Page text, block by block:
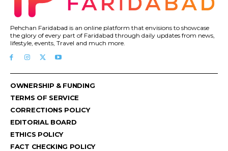
Pehchan Faridabad is an online platform that envisions to showcase
the glory of every part of Faridabad through daily updates from news,
lifestyle, events, Travel and much more.
OWNERSHIP & FUNDING
TERMS OF SERVICE
CORRECTIONS POLICY
EDITORIAL BOARD
ETHICS POLICY
FACT CHECKING POLICY